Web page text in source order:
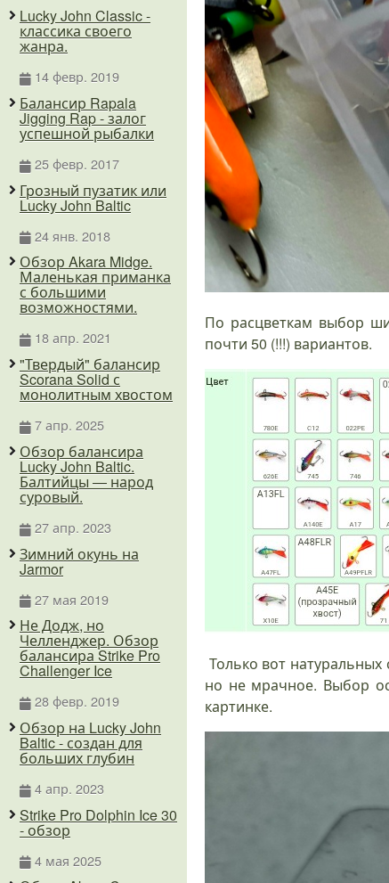
По расцветкам выбор
почти 50 (!!!) вариантов.
Только вот натуральных
но не мрачное. Выбор
картинке.
Lucky John Classic -
классика своего
жанра.
14 февр. 2019
Балансир Rapala
Jigging Rap - залог
успешной рыбалки
25 февр. 2017
Грозный пузатик или
Lucky John Baltic
24 янв. 2018
Обзор Akara Midge.
Маленькая приманка
с большими
возможностями.
18 апр. 2021
"Твердый" балансир
Scorana Solid с
монолитным хвостом
7 апр. 2025
Обзор балансира
Lucky John Baltic.
Балтийцы — народ
суровый.
27 апр. 2023
Зимний окунь на
Jarmor
27 мая 2019
Не Додж, но
Челленджер. Обзор
балансира Strike Pro
Challenger Ice
28 февр. 2019
Обзор на Lucky John
Baltic - создан для
больших глубин
4 апр. 2023
Strike Pro Dolphin Ice 30
- обзор
4 мая 2025